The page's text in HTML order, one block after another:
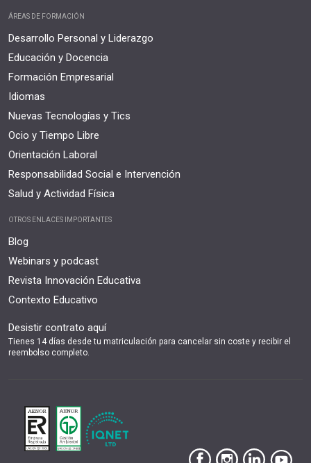
ÁREAS DE FORMACIÓN
Desarrollo Personal y Liderazgo
Educación y Docencia
Formación Empresarial
Idiomas
Nuevas Tecnologías y Tics
Ocio y Tiempo Libre
Orientación Laboral
Responsabilidad Social e Intervención
Salud y Actividad Física
OTROS ENLACES IMPORTANTES
Blog
Webinars y podcast
Revista Innovación Educativa
Contexto Educativo
Desistir contrato aquí
Tienes 14 días desde tu matriculación para cancelar sin coste y recibir el
reembolso completo.